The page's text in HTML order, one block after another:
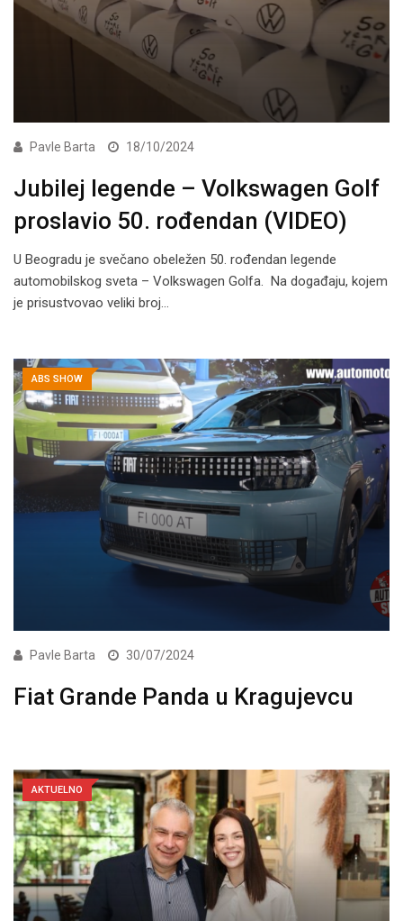
Pavle Barta 18/10/2024
Jubilej legende – Volkswagen Golf
proslavio 50. rođendan (VIDEO)
U Beogradu je svečano obeležen 50. rođendan legende
automobilskog sveta – Volkswagen Golfa. Na događaju, kojem
je prisustvovao veliki broj…
ABS SHOW
Pavle Barta 30/07/2024
Fiat Grande Panda u Kragujevcu
AKTUELNO